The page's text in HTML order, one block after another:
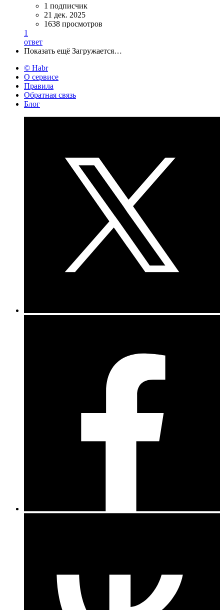
1 подписчик
21 дек. 2025
1638 просмотров
1
ответ
Показать ещё Загружается…
© Habr
О сервисе
Правила
Обратная связь
Блог